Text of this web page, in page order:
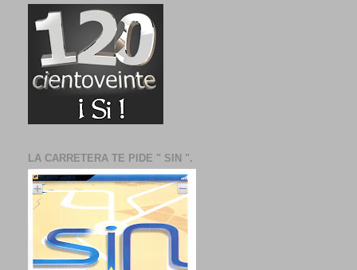
LA CARRETERA TE PIDE " SIN ".